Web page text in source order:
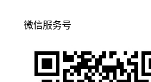
微信服务号